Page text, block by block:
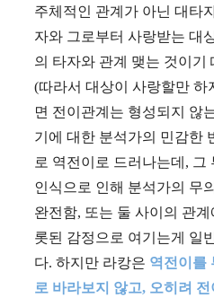
주체적인 관계가 아닌 대타
자와 그로부터 사랑받는 대
의 타자와 관계 맺는 것이기
(따라서 대상이 사랑할만 하
면 전이관계는 형성되지 않
기에 대한 분석가의 민감한
로 역전이로 드러나는데, 그
인식으로 인해 분석가의 무
완전함, 또는 둘 사이의 관계
롯된 감정으로 여기는게 일
다. 하지만 라캉은 역전이를
로 바라보지 않고, 오히려